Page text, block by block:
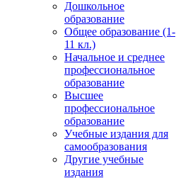
Дошкольное
образование
Общее образование (1-
11 кл.)
Начальное и среднее
профессиональное
образование
Высшее
профессиональное
образование
Учебные издания для
самообразования
Другие учебные
издания